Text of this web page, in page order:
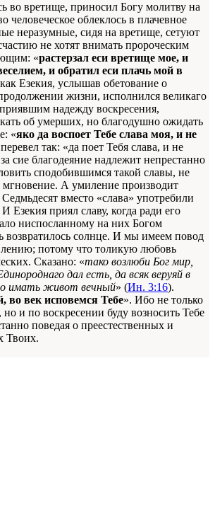
во вретище, приносил Богу молитву на
человеческое облеклось в плачевное
неразумные, сидя на вретище, сетуют
не хотят внимать пророческим
«растерзал еси вретище мое, и
и обратил еси плачь мой в
Езекия, услышав обетование о
жизни, исполнился великаго
надежду воскресения,
об умерших, но благодушно ожидать
«яко да воспоет Тебе слава моя, и не
так: «да поет Тебя слава, и не
сие благодеяние надлежит непрестанно
сподобившимся такой славы, не
А умиление производит
вместо «слава» употребили
Езекия приял славу, когда ради его
ниспосланному на них Богом
возвратилось солнце. И мы имеем повод
потому что толикую любовь
Сказано: «тако возлюби Бог мир,
дал есть, да всяк веруяй в
имать живот вечный» (Ин. 3:16).
во век исповемся Тебе». Ибо не только
и по воскресении буду возносить Тебе
поведая о преестественных и
Твоих.